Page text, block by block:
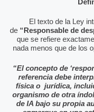
El texto de la Ley
de “Responsable de
que se refiere
nada menos que de los
“El concepto de
referencia debe
física o jurídica,
organismo de otra
de IA bajo su propia